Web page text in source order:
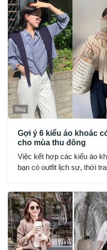
Blog
Gợi ý 6 kiểu áo khoác
cho mùa thu đông
Việc kết hợp các kiểu áo
bạn có outfit lịch sự, thời